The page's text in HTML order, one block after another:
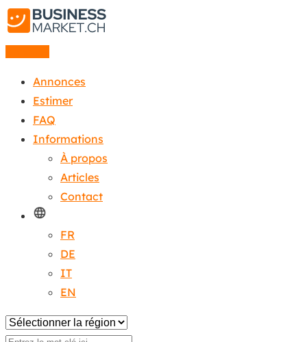
Annonces
Estimer
FAQ
Informations
À propos
Articles
Contact
FR
DE
IT
EN